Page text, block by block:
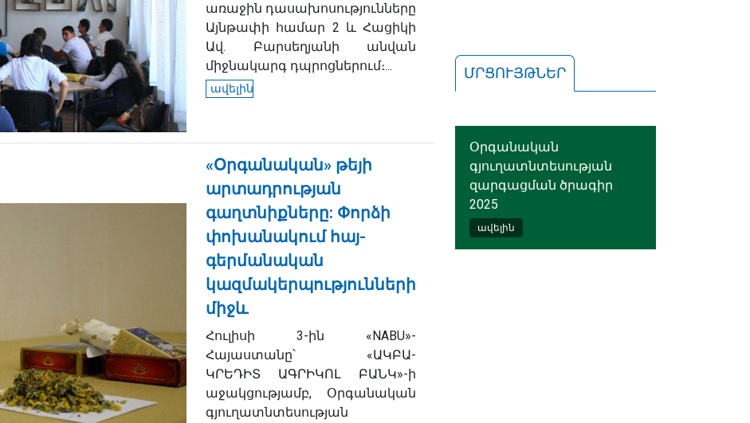
առաջին դասախոսությունները
Այնթափի համար 2 և Հացիկի
Ավ. Բարսեղյանի անվան
միջնակարգ դպրոցներում։...
ավելին
«Օրգանական» թեյի
արտադրության
գաղտնիքները: Փորձի
փոխանակում հայ-
գերմանական
կազմակերպությունների
միջև
Հուլիսի 3-ին «NABU»-
Հայաստանը՝ «ԱԿԲԱ-
ԿՐԵԴԻՏ ԱԳՐԻԿՈԼ ԲԱՆԿ»-ի
աջակցությամբ, Օրգանական
գյուղատնտեսության
ՄՐՑՈՒՅԹՆԵՐ
Օրգանական
գյուղատնտեսության
զարգացման ծրագիր
2025
ավելին